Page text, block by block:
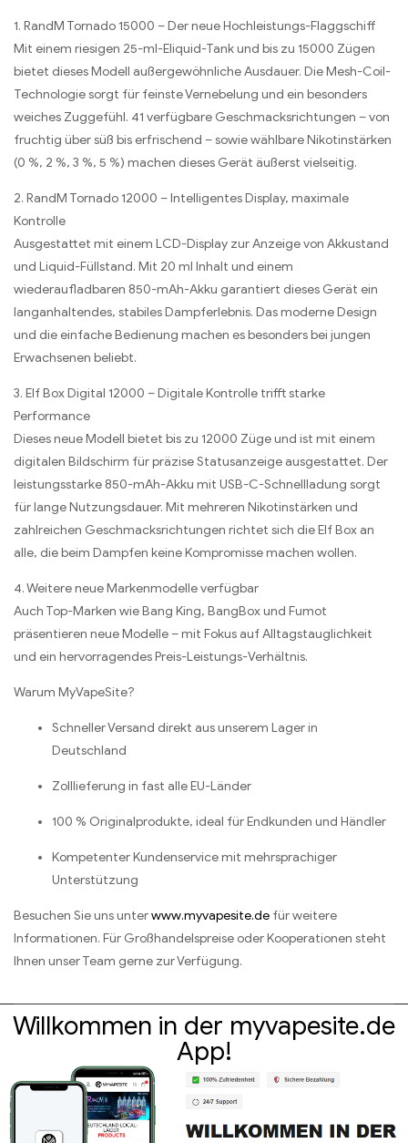
1. RandM Tornado 15000 – Der neue Hochleistungs-Flaggschiff
Mit einem riesigen 25-ml-Eliquid-Tank und bis zu 15000 Zügen
bietet dieses Modell außergewöhnliche Ausdauer. Die Mesh-Coil-
Technologie sorgt für feinste Vernebelung und ein besonders
weiches Zuggefühl. 41 verfügbare Geschmacksrichtungen – von
fruchtig über süß bis erfrischend – sowie wählbare Nikotinstärken
(0 %, 2 %, 3 %, 5 %) machen dieses Gerät äußerst vielseitig.
2. RandM Tornado 12000 – Intelligentes Display, maximale
Kontrolle
Ausgestattet mit einem LCD-Display zur Anzeige von Akkustand
und Liquid-Füllstand. Mit 20 ml Inhalt und einem
wiederaufladbaren 850-mAh-Akku garantiert dieses Gerät ein
langanhaltendes, stabiles Dampferlebnis. Das moderne Design
und die einfache Bedienung machen es besonders bei jungen
Erwachsenen beliebt.
3. Elf Box Digital 12000 – Digitale Kontrolle trifft starke
Performance
Dieses neue Modell bietet bis zu 12000 Züge und ist mit einem
digitalen Bildschirm für präzise Statusanzeige ausgestattet. Der
leistungsstarke 850-mAh-Akku mit USB-C-Schnellladung sorgt
für lange Nutzungsdauer. Mit mehreren Nikotinstärken und
zahlreichen Geschmacksrichtungen richtet sich die Elf Box an
alle, die beim Dampfen keine Kompromisse machen wollen.
4. Weitere neue Markenmodelle verfügbar
Auch Top-Marken wie Bang King, BangBox und Fumot
präsentieren neue Modelle – mit Fokus auf Alltagstauglichkeit
und ein hervorragendes Preis-Leistungs-Verhältnis.
Warum MyVapeSite?
Schneller Versand direkt aus unserem Lager in
Deutschland
Zolllieferung in fast alle EU-Länder
100 % Originalprodukte, ideal für Endkunden und Händler
Kompetenter Kundenservice mit mehrsprachiger
Unterstützung
Besuchen Sie uns unterwww.myvapesite.de für weitere
Informationen. Für Großhandelspreise oder Kooperationen steht
Ihnen unser Team gerne zur Verfügung.
Willkommen in der myvapesite.de
App!